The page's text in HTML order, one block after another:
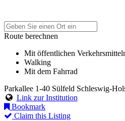
Route berechnen
Mit öffentlichen
Walking
Mit dem Fahrrad
Parkallee 1-40 Sülfeld Schleswig-
Link zur Institution
Bookmark
Claim this Listing